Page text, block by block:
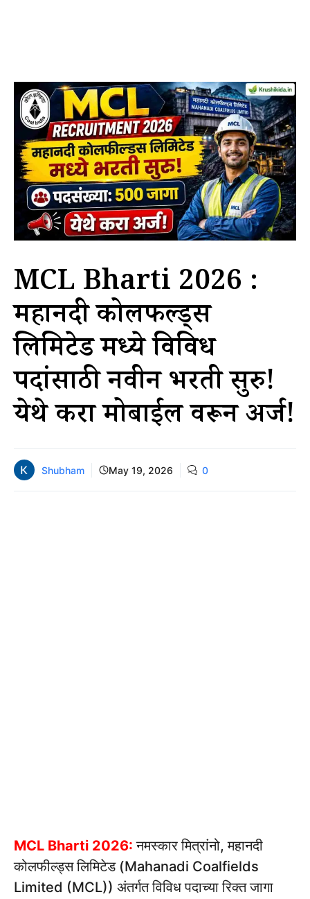
MCL Bharti 2026 :
महानदी कोलफील्ड्स
लिमिटेड मध्ये विविध
पदांसाठी नवीन भरती सुरु!
येथे करा मोबाईल वरून अर्ज!
Shubham May 19, 2026 0
MCL Bharti 2026: नमस्कार मित्रांनो, महानदी
कोलफील्ड्स लिमिटेड (Mahanadi Coalfields
Limited (MCL)) अंतर्गत विविध पदाच्या रिक्त जागा